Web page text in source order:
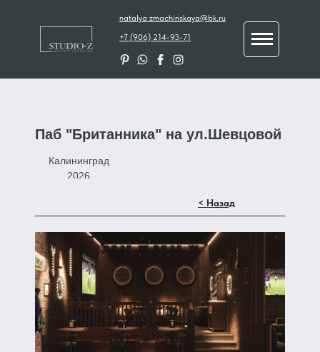
natalya_zmachinskaya@bk.ru
+7 (906) 214-93-71
Паб "Британника" на ул.Шевцовой
Калининград
2026
< Назад